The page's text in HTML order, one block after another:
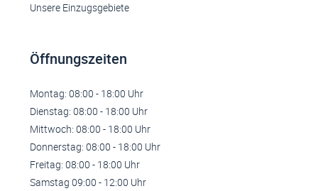
Unsere Einzugsgebiete
Öffnungszeiten
Montag: 08:00 - 18:00 Uhr
Dienstag: 08:00 - 18:00 Uhr
Mittwoch: 08:00 - 18:00 Uhr
Donnerstag: 08:00 - 18:00 Uhr
Freitag: 08:00 - 18:00 Uhr
Samstag 09:00 - 12:00 Uhr